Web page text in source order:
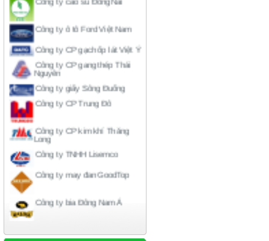
Công ty CP gạch ốp lát Việt Ý
Công ty CP gang thép Thái
Nguyên
Công ty giấy Sông Đuống
Công ty CP Trung Đô
Công ty CP kim khí Thăng
Long
Công ty TNHH Lisemco
Công ty may đan GoodTop